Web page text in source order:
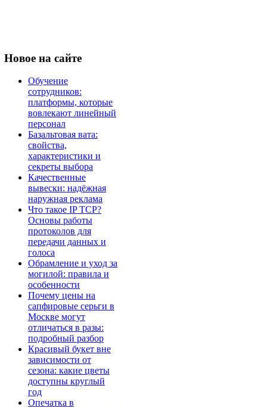
Новое на сайте
Обучение
сотрудников:
платформы, которые
вовлекают линейный
персонал
Базальтовая вата:
свойства,
характеристики и
секреты выбора
Качественные
вывески: надёжная
наружная реклама
Что такое IP TCP?
Основы работы
протоколов для
передачи данных и
голоса
Обрамление и уход за
могилой: правила и
особенности
Почему цены на
сапфировые серьги в
Москве могут
отличаться в разы:
подробный разбор
Красивый букет вне
зависимости от
сезона: какие цветы
доступны круглый
год
Опечатка в